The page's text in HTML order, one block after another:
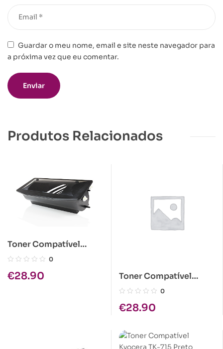
Guardar o meu nome, email e site neste navegador para
a próxima vez que eu comentar.
Produtos Relacionados
Toner Compatível
Kyocera KM1505
0
€28.90
Toner Compatível
Epson C1100 Amarelo
0
€28.90